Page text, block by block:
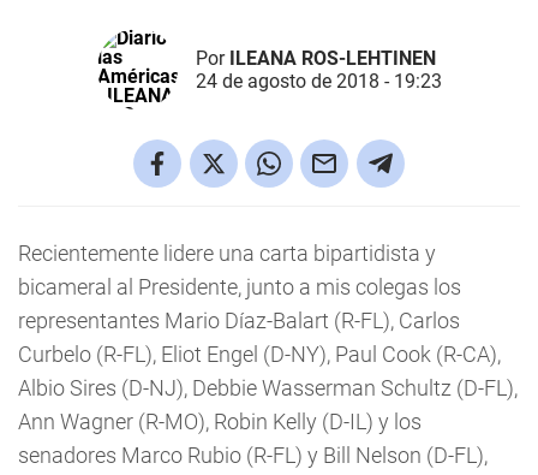
Por ILEANA ROS-LEHTINEN
24 de agosto de 2018 - 19:23
Recientemente lidere una carta bipartidista y
bicameral al Presidente, junto a mis colegas los
representantes Mario Díaz-Balart (R-FL), Carlos
Curbelo (R-FL), Eliot Engel (D-NY), Paul Cook (R-CA),
Albio Sires (D-NJ), Debbie Wasserman Schultz (D-FL),
Ann Wagner (R-MO), Robin Kelly (D-IL) y los
senadores Marco Rubio (R-FL) y Bill Nelson (D-FL),